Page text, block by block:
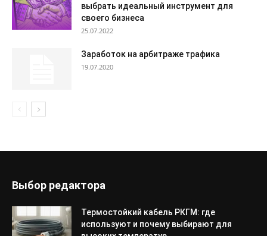
выбрать идеальный инструмент для
своего бизнеса
25.07.2022
Заработок на арбитраже трафика
19.07.2020
Выбор редактора
Термостойкий кабель РКГМ: где
используют и почему выбирают для